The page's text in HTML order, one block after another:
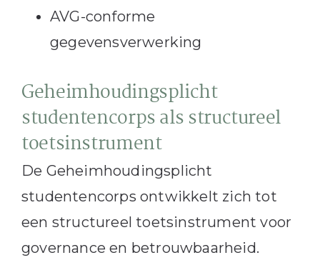
AVG-conforme
gegevensverwerking
Geheimhoudingsplicht
studentencorps als structureel
toetsinstrument
De Geheimhoudingsplicht
studentencorps ontwikkelt zich tot
een structureel toetsinstrument voor
governance en betrouwbaarheid.